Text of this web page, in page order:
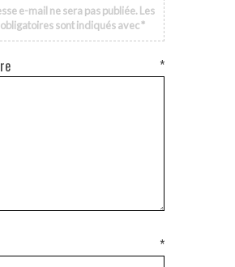
e-mail ne sera pas publiée. Les
sont indiqués avec*
*
*